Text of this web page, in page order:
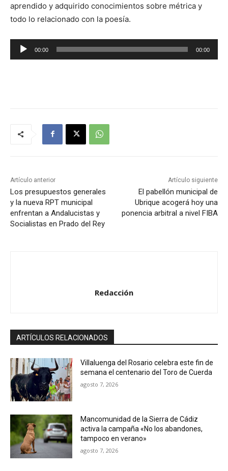
aprendido y adquirido conocimientos sobre métrica y
todo lo relacionado con la poesía.
e
r
d
e
a
00:00 00:00
Artículo anterior
Los presupuestos generales
y la nueva RPT municipal
enfrentan a Andalucistas y
Socialistas en Prado del Rey
Artículo siguiente
El pabellón municipal de
Ubrique acogerá hoy una
ponencia arbitral a nivel FIBA
Redacción
ARTÍCULOS RELACIONADOS
Villaluenga del Rosario celebra este fin de
semana el centenario del Toro de Cuerda
agosto 7, 2026
Mancomunidad de la Sierra de Cádiz
activa la campaña «No los abandones,
tampoco en verano»
agosto 7, 2026